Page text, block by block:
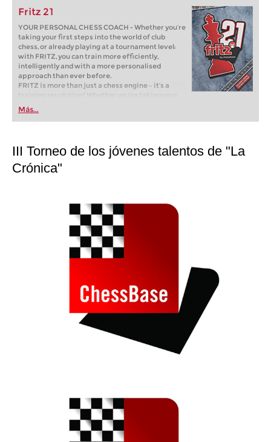
Fritz 21
YOUR PERSONAL CHESS COACH - Whether you’re
taking your first steps into the world of club
chess, or already playing at a tournament level:
with FRITZ, you can train more efficiently,
intelligently and with a more personalised
approach than ever before.
FRITZ is more than just a chess engine – it’s a
training revolution! Whether you’re taking your
first steps into the world of club chess, or already
playing at a tournament level: with FRITZ, you can
train more efficiently, intelligently and with a
Más...
III Torneo de los jóvenes talentos de "La
Crónica"